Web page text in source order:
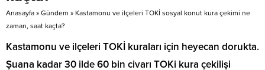
Anasayfa » Gündem » Kastamonu ve ilçeleri TOKİ sosyal konut kura çekimi ne
zaman, saat kaçta?
Kastamonu ve ilçeleri TOKİ kuraları için heyecan dorukta.
Şuana kadar 30 ilde 60 bin civarı TOKi kura çekilişi